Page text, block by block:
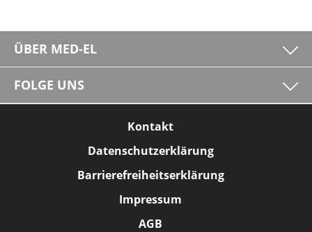
ÜBER MED-EL
FOLGE UNS
Kontakt
Datenschutzerklärung
Barrierefreiheitserklärung
Impressum
AGB